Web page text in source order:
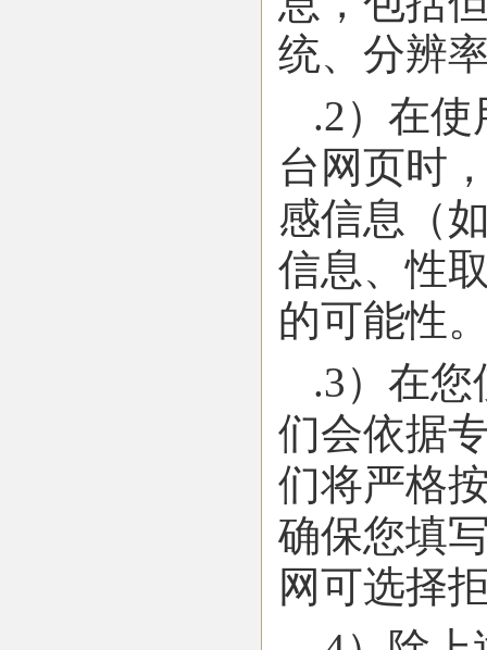
统、分辨
.2）在
台网页时
感信息（
信息、性
的可能性
.3）在
们会依据
们将严格
确保您填
网可选择